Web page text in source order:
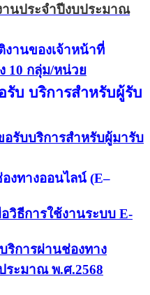
านประจำปีงบประมาณ
านของเจ้าหน้าที่
10 กลุ่ม/หน่วย
บ บริการสำหรับผู้รับ
รับบริการสำหรับผู้มารับ
งทางออนไลน์ (E–
วิธีการใช้งานระบบ E-
ริการผ่านช่องทาง
ระมาณ พ.ศ.2568